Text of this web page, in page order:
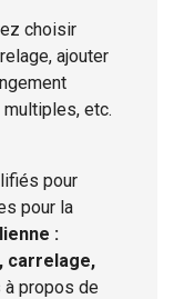
choisir
ajouter
etc.
pour
pour la
:
carrelage,
à propos de